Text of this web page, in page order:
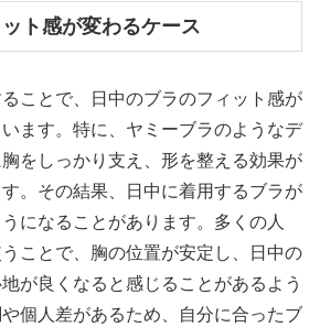
ト感が変わるケース
ことで、日中のブラのフィット感が
ます。特に、ヤミーブラのようなデ
をしっかり支え、形を整える効果が
。その結果、日中に着用するブラが
になることがあります。多くの人
ことで、胸の位置が安定し、日中の
が良くなると感じることがあるよう
個人差があるため、自分に合ったブ